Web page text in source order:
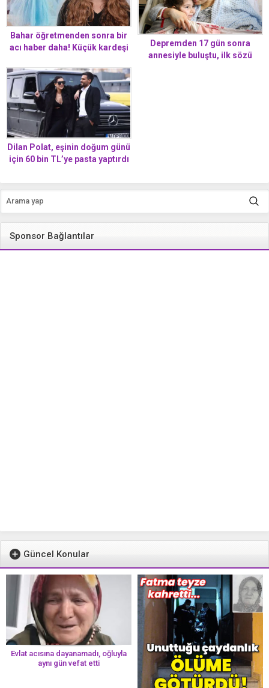
Bahar öğretmenden sonra bir
acı haber daha! Küçük kardeşi
Depremden 17 gün sonra
annesiyle buluştu, ilk sözü
Dilan Polat, eşinin doğum günü
için 60 bin TL’ye pasta yaptırdı
Sponsor Bağlantılar
Güncel Konular
Evlat acısına dayanamadı, oğluyla
aynı gün vefat etti